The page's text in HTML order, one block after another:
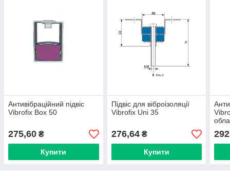
Антивібраційний підвіс
Vibrofix Box 50
275,60 ₴
Купити
Підвіс для віброізоляції
Vibrofix Uni 35
276,64₴
Купити